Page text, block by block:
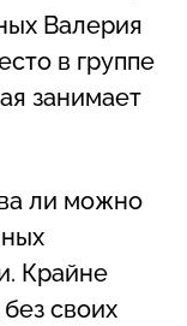
Валерия
в группе
занимает
ли можно
Крайне
своих